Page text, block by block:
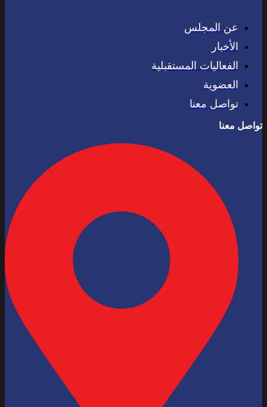
عن المجلس
الأخبار
الفعاليات المستقبلية
العضوية
تواصل معنا
تواصل معنا